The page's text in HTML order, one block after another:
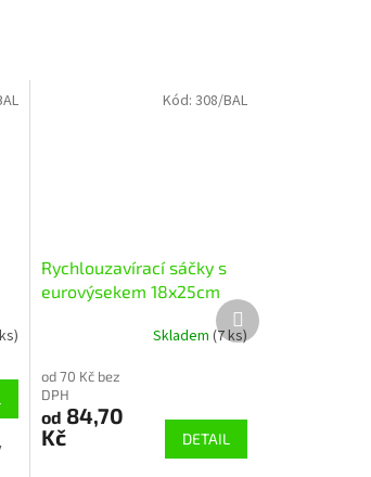
Rychlouzavírací sáčky s
eurovýsekem 18x25cm
Skladem (7 ks)
od 70 Kč bez
DPH
od 84,70
Kč
DETAIL
Kód: 308/BAL
Další
produkt